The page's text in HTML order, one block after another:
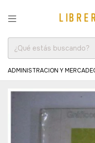
ADMINISTRACION Y